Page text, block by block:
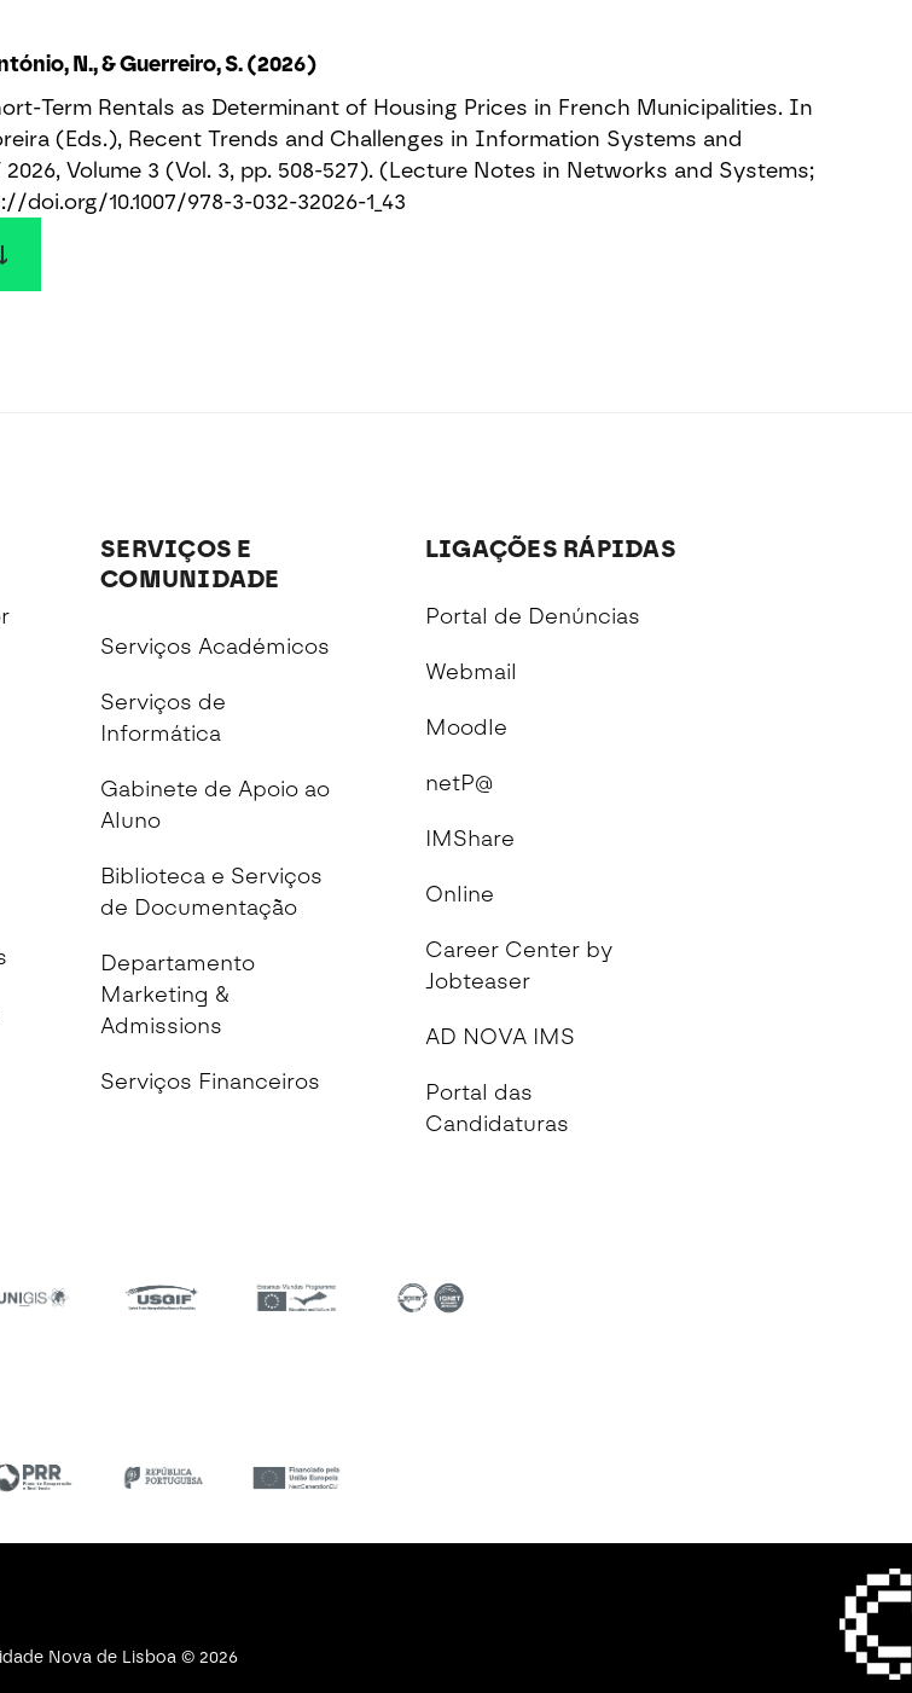
N., & Guerreiro, S. (2026)
Term Rentals as Determinant of Housing Prices in French Municipalities. In
(Eds.), Recent Trends and Challenges in Information Systems and
Volume 3 (Vol. 3, pp. 508-527). (Lecture Notes in Networks and Systems;
doi.org/10.1007/978-3-032-32026-1_43
SERVIÇOS E
COMUNIDADE
Serviços Académicos
Serviços de
Informática
Gabinete de Apoio ao
Aluno
Biblioteca e Serviços
de Documentação
Departamento
Marketing &
Admissions
Serviços Financeiros
LIGAÇÕES RÁPIDAS
Portal de Denúncias
Webmail
Moodle
netP@
IMShare
Online
Career Center by
Jobteaser
AD NOVA IMS
Portal das
Candidaturas
Nova de Lisboa © 2026